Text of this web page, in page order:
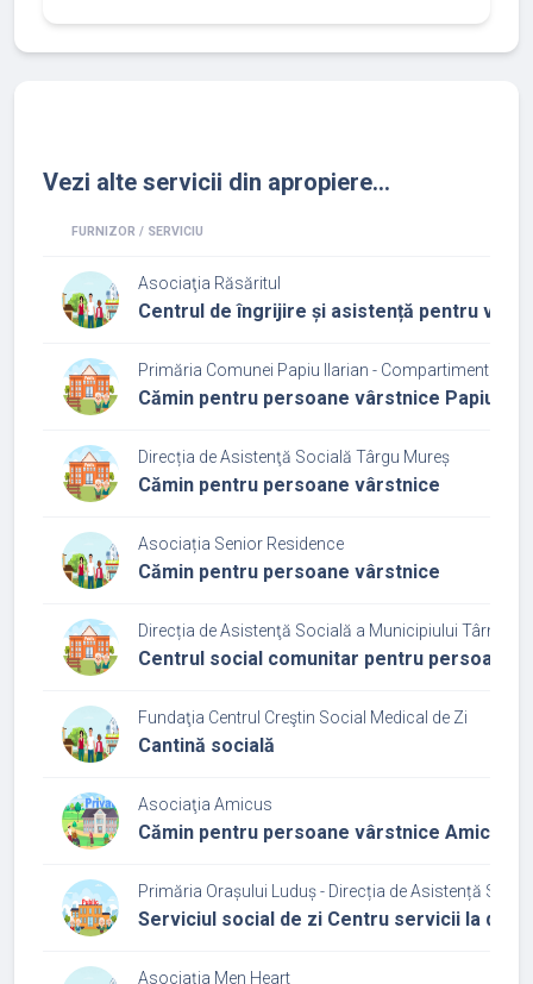
Vezi alte servicii din apropiere...
FURNIZOR / SERVICIU
Asociaţia Răsăritul
Centrul de îngrijire și asistență pentru
Primăria Comunei Papiu Ilarian - Compartimentul
Cămin pentru persoane vârstnice Papiu
Direcția de Asistenţă Socială Târgu Mureș
Cămin pentru persoane vârstnice
Asociația Senior Residence
Cămin pentru persoane vârstnice
Direcția de Asistenţă Socială a Municipiului
Centrul social comunitar pentru persoane
Fundaţia Centrul Creştin Social Medical de Zi
Cantină socială
Asociaţia Amicus
Cămin pentru persoane vârstnice Amicus
Primăria Orașului Luduș - Direcția de Asistență
Serviciul social de zi Centru servicii la
Asociația Men Heart